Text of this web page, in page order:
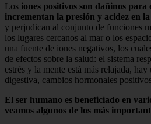
Los iones positivos son dañinos para
incrementan la presión y acidez en
y perjudican al conjunto de funciones
los lugares cercanos al mar o los
una fuente de iones negativos, los
de efectos sobre la salud: el sistema
estrés y la mente está más relajada,
digestiva, cambios hormonales
El ser humano es beneficiado en
veamos algunos de los más